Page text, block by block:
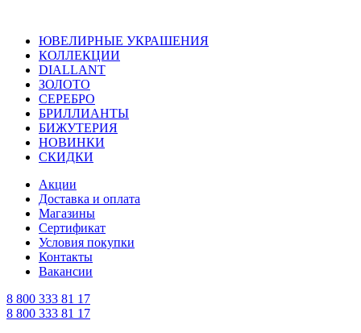
ЮВЕЛИРНЫЕ УКРАШЕНИЯ
КОЛЛЕКЦИИ
DIALLANT
ЗОЛОТО
СЕРЕБРО
БРИЛЛИАНТЫ
БИЖУТЕРИЯ
НОВИНКИ
СКИДКИ
Акции
Доставка и оплата
Магазины
Сертификат
Условия покупки
Контакты
Вакансии
8 800 333 81 17
8 800 333 81 17